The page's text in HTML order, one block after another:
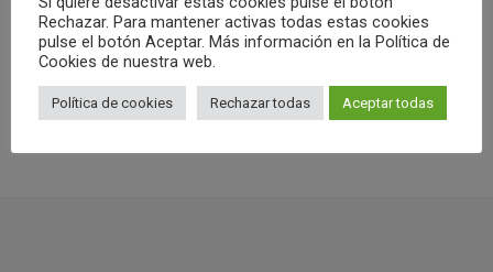
Club Waterpolo Castelló
ALL AUTHOR POSTS
Rechazar. Para mantener activas todas estas cookies
pulse el botón Aceptar. Más información en la Política de
Cookies de nuestra web.
Política de cookies Rechazar todas Aceptar todas